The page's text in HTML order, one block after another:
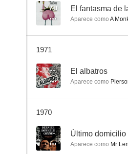
7.8 El fantasma de
Aparece como A
1971
-- El albatros
Aparece como
1970
-- Último
Aparece como Mr